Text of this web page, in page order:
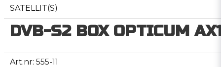
SATELLIT(S)
DVB-S2 BOX OPTICUM
Art.nr: 555-11